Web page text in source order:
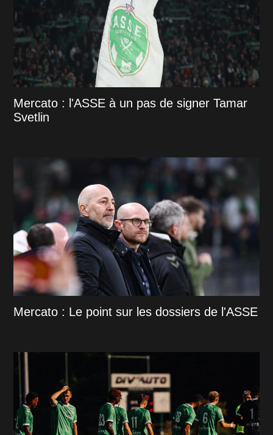
Mercato : l'ASSE à un pas de signer Tamar
Svetlin
Mercato : Le point sur les dossiers de l'ASSE